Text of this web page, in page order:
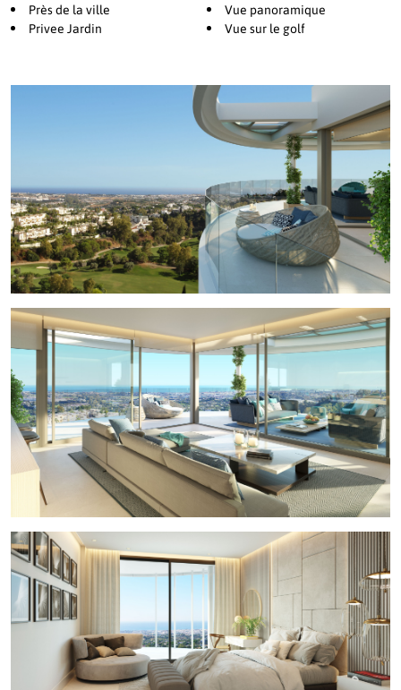
enfants. La fin des travaux est prévue pour fin 2026.
Près de la ville
Privee Jardin
Vue panoramique
Vue sur le golf